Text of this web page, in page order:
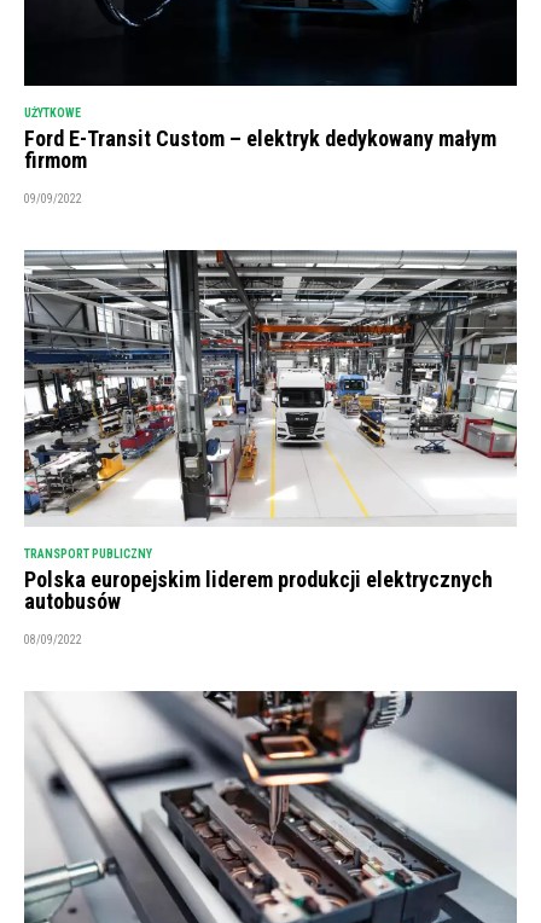
UŻYTKOWE
Ford E-Transit Custom – elektryk dedykowany małym
firmom
09/09/2022
TRANSPORT PUBLICZNY
Polska europejskim liderem produkcji elektrycznych
autobusów
08/09/2022